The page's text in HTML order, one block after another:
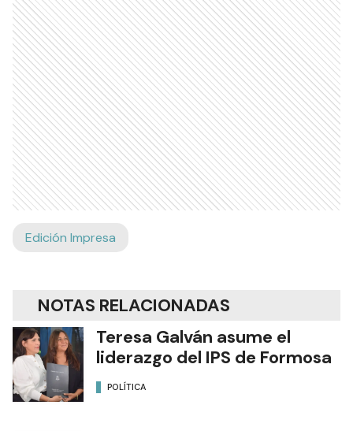
Edición Impresa
NOTAS RELACIONADAS
Teresa Galván asume el
liderazgo del IPS de Formosa
POLÍTICA